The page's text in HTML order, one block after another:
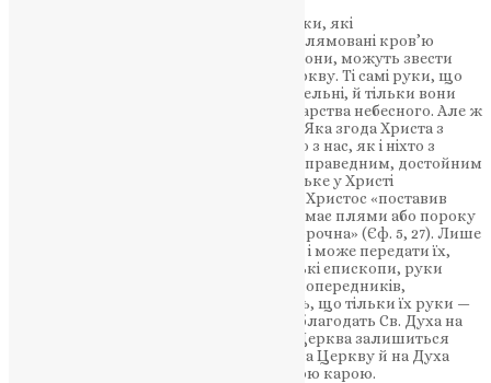
І от вони нас запевняють, що ці самі руки, які
благословляють смертну кару, які заплямовані кров’ю
закатованих, що ці самі руки, і тільки вони, можуть звести
Божественну благодать Св. Духа на церкву. Ті самі руки, що
відчинили в церковне життя двері пекельні, й тільки вони
можуть відчинити й двері райські до царства небесного. Але ж
що спільного між світлом і темрявою? Яка згода Христа з
Веліаром (2 Кор. б, 15)? Безумовно, ніхто з нас, як і ніхто з
людей, не може себе рахувати чистим, праведним, достойним
перед Богом. Лише церкву, як братерське у Христі
сполучення, з’єднане вірою і любов’ю, Христос «поставив
перед Собою славною церквою, що не має плями або пороку
або чого такого, а щоб була свята і непорочна» (Єф. 5, 27). Лише
церква є скарбниця всіх дарів св. Духа, і може передати їх,
кому побажає. А коли сучасні московські єпископи, руки
яких, а як не їхні безпосередньо, то їх попередників,
заплямовані кров’ю, коли вони кажуть, що тільки їх руки —
двох або трьох з них — можуть звести благодать Св. Духа на
Церкву і її службовців, а без їхніх рук Церква залишиться
безблагодатною, — то це велика хула на Церкву й на Духа
Святого, за яку Христос загрожує вічною карою.